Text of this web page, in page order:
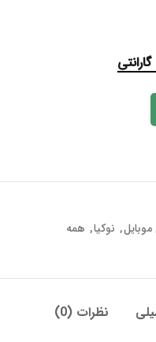
, نوکیا, همه
نظرات (0)